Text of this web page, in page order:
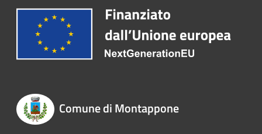
Comune di Montappone